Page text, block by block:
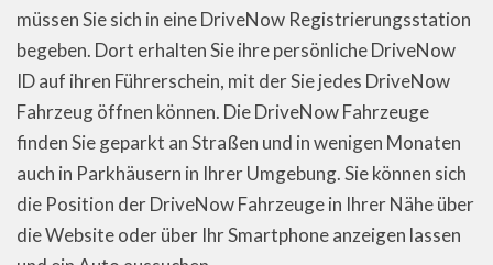
müssen Sie sich in eine DriveNow Registrierungsstation
begeben. Dort erhalten Sie ihre persönliche DriveNow
ID auf ihren Führerschein, mit der Sie jedes DriveNow
Fahrzeug öffnen können. Die DriveNow Fahrzeuge
finden Sie geparkt an Straßen und in wenigen Monaten
auch in Parkhäusern in Ihrer Umgebung. Sie können sich
die Position der DriveNow Fahrzeuge in Ihrer Nähe über
die Website oder über Ihr Smartphone anzeigen lassen